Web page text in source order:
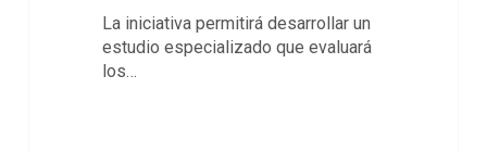
La iniciativa permitirá desarrollar un
estudio especializado que evaluará
los…